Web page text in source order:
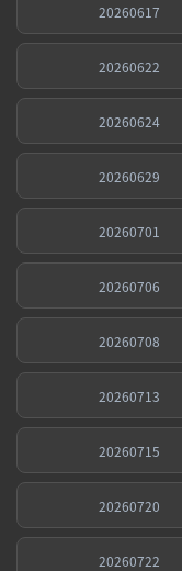
20260617
20260622
20260624
20260629
20260701
20260706
20260708
20260713
20260715
20260720
20260722